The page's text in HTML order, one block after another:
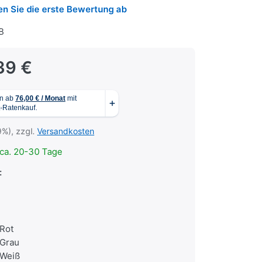
Sie die erste Bewertung ab
€
zzgl. Versandkosten
ca. 20-30 Tage